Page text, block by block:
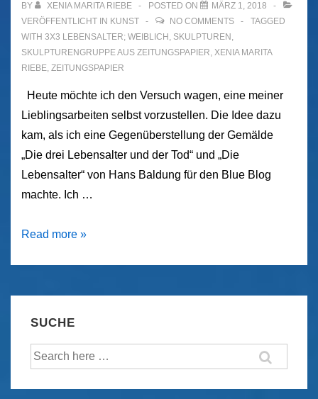
BY XENIA MARITA RIEBE POSTED ON
MÄRZ 1, 2018
VERÖFFENTLICHT IN KUNST NO COMMENTS
TAGGED
WITH 3X3 LEBENSALTER; WEIBLICH , SKULPTUREN ,
SKULPTURENGRUPPE AUS ZEITUNGSPAPIER, XENIA MARITA
RIEBE, ZEITUNGSPAPIER
Heute möchte ich den Versuch wagen, eine meiner
Lieblingsarbeiten selbst vorzustellen. Die Idee dazu
kam, als ich eine Gegenüberstellung der Gemälde
„Die drei Lebensalter und der Tod“ und „Die
Lebensalter“ von Hans Baldung für den Blue Blog
machte. Ich …
„3
Lebensalter,
Skulpturengruppe
von
Xenia
Read more »
SUCHE
Suche